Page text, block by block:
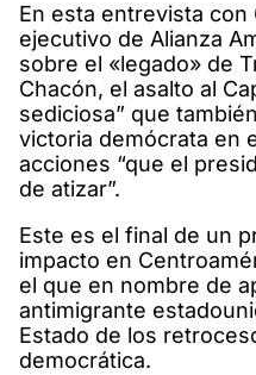
En esta entrevista
ejecutivo de Alianza
sobre el «legado» de
Chacón, el asalto al
sediciosa” que
victoria demócrata en
acciones “que el
de atizar”.
Este es el final de un
impacto en
el que en nombre de
antimigrante
Estado de los
democrática.